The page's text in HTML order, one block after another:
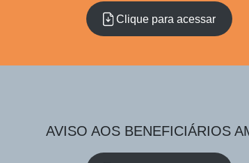
Clique para acessar
AVISO AOS BENEFICIÁRIOS